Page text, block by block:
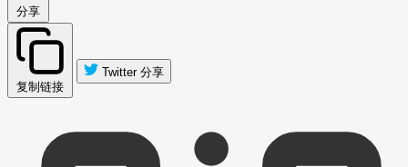
分享
复制链接
Twitter 分享